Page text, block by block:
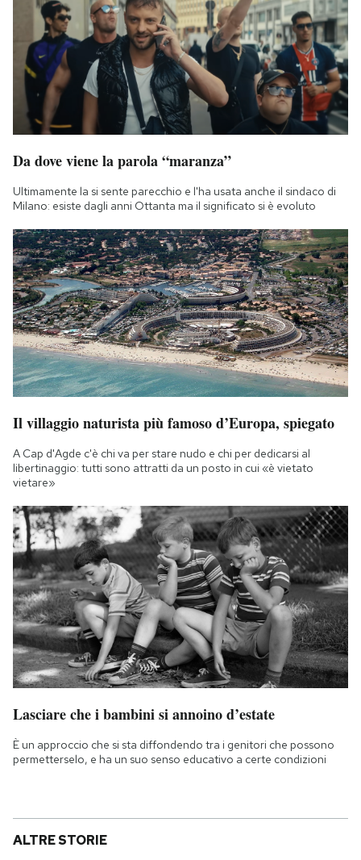
Da dove viene la parola “maranza”
Ultimamente la si sente parecchio e l'ha usata anche il sindaco di
Milano: esiste dagli anni Ottanta ma il significato si è evoluto
Il villaggio naturista più famoso d’Europa, spiegato
A Cap d'Agde c'è chi va per stare nudo e chi per dedicarsi al
libertinaggio: tutti sono attratti da un posto in cui «è vietato
vietare»
Lasciare che i bambini si annoino d’estate
È un approccio che si sta diffondendo tra i genitori che possono
permetterselo, e ha un suo senso educativo a certe condizioni
ALTRE STORIE